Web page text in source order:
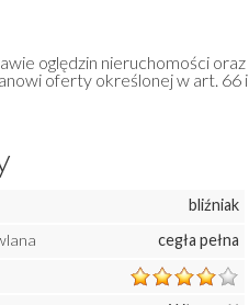
oględzin nieruchomości oraz
oferty określonej w art. 66 i
bliźniak
cegła pełna